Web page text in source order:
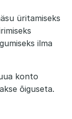
üritamiseks
ilma
konto
õiguseta.